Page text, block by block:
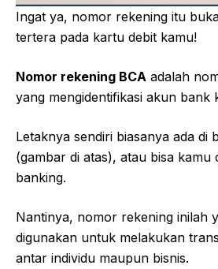
Ingat ya, nomor rekening itu
tertera pada kartu debit kamu!
Nomor rekening BCA adalah
yang mengidentifikasi akun bank
Letaknya sendiri biasanya ada di
(gambar di atas), atau bisa kamu
banking.
Nantinya, nomor rekening inilah
digunakan untuk melakukan
antar individu maupun bisnis.